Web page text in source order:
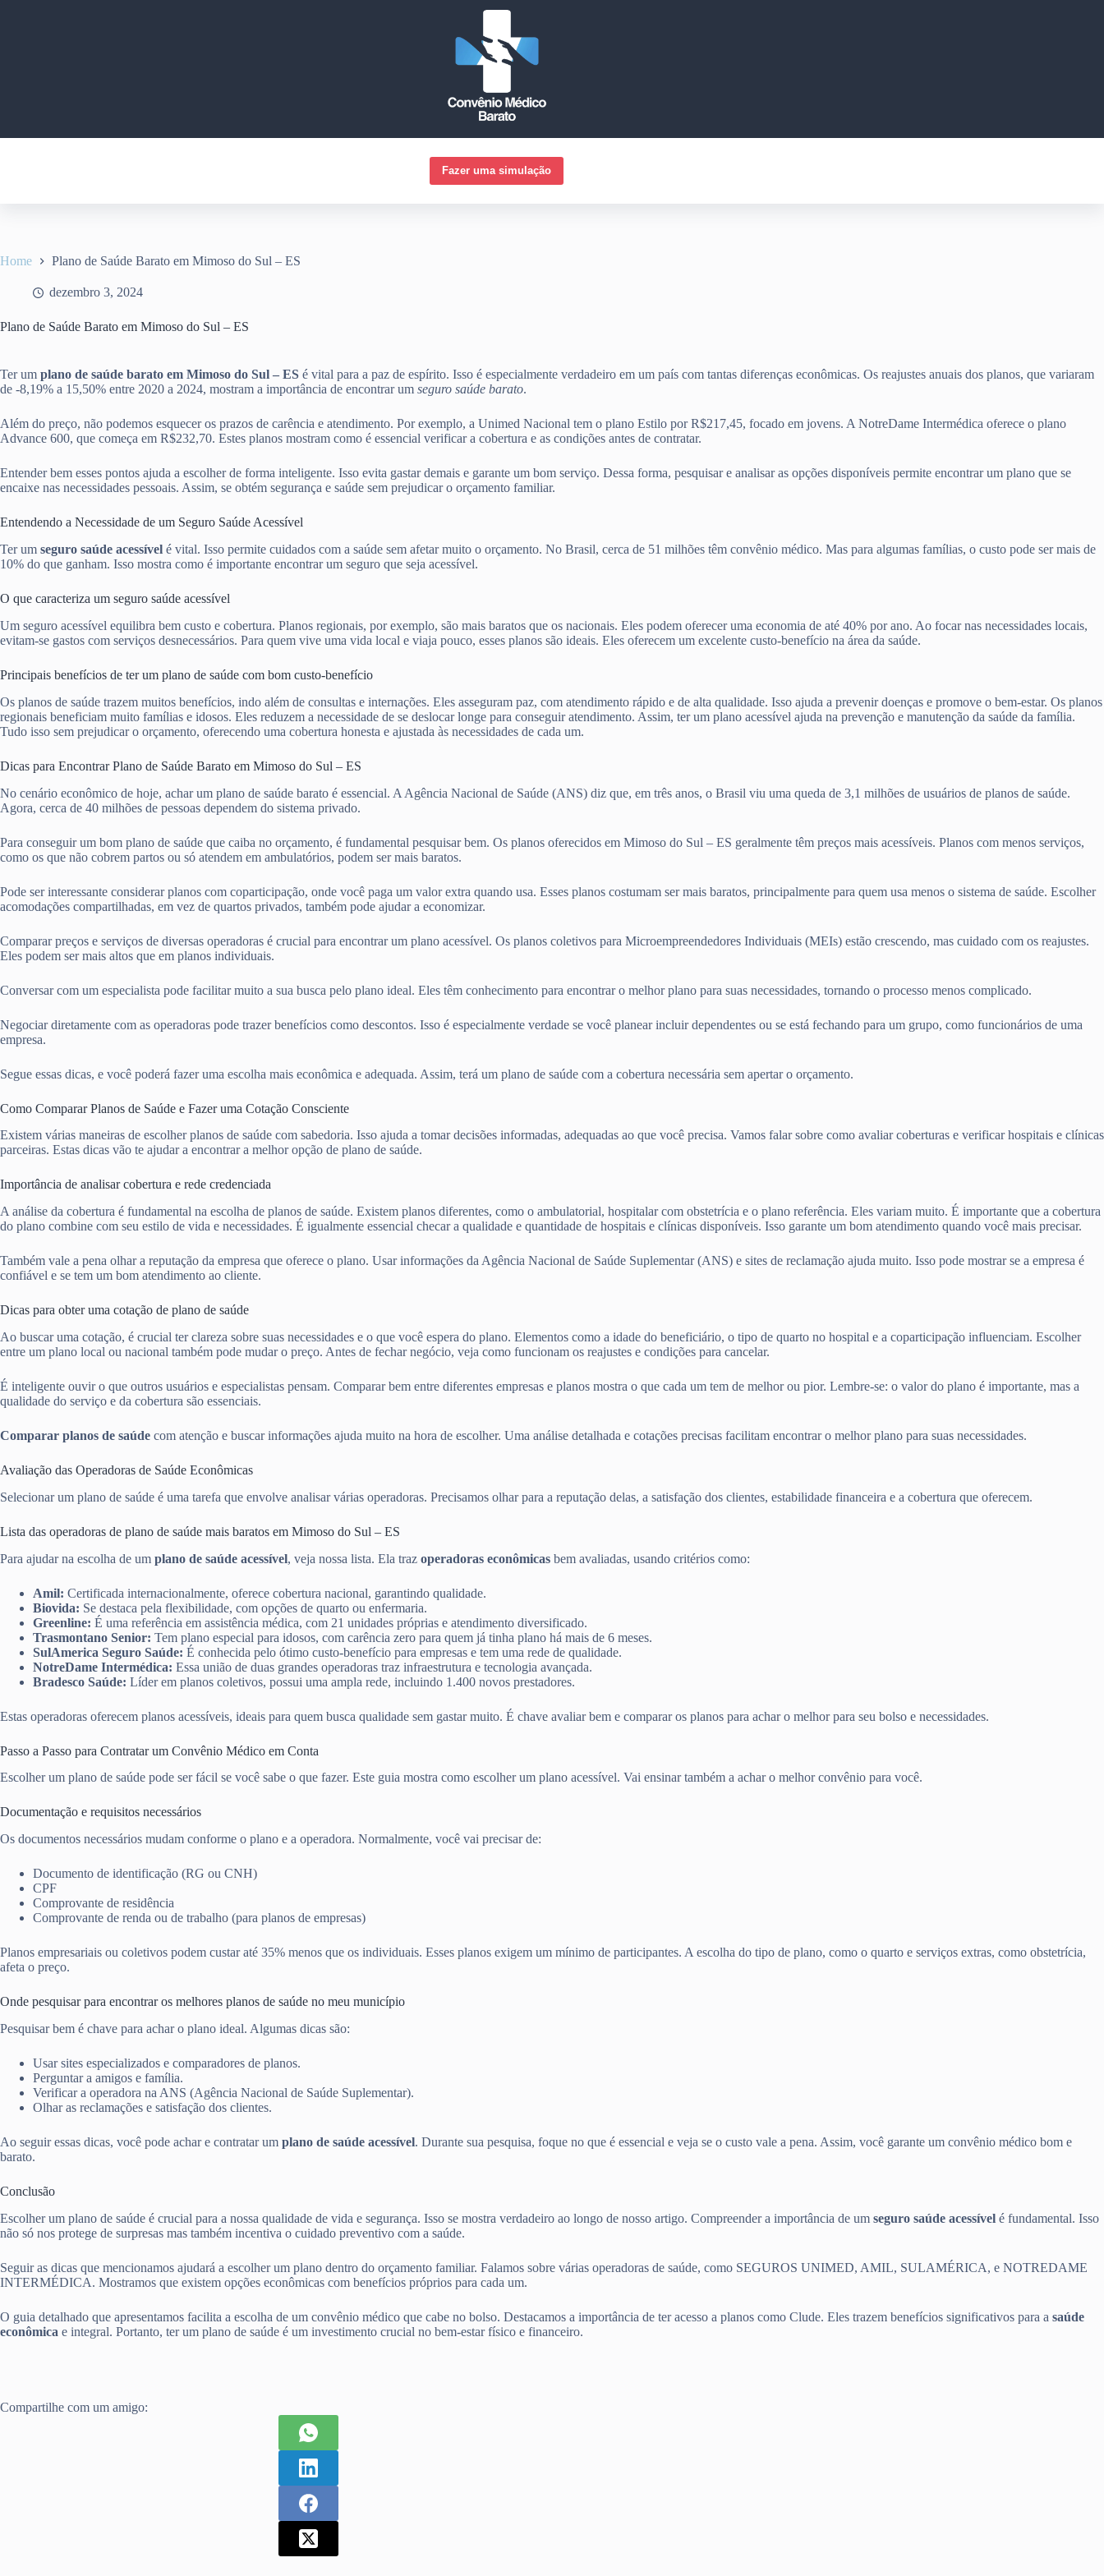
Fazer uma simulação
Home Plano de Saúde Barato em Mimoso do Sul – ES
dezembro 3, 2024
Plano de Saúde Barato em Mimoso do Sul – ES
Ter um plano de saúde barato em Mimoso do Sul – ES é vital para a paz de espírito. Isso é especialmente verdadeiro em um país com tantas diferenças econômicas. Os reajustes anuais dos planos, que variaram
de -8,19% a 15,50% entre 2020 a 2024, mostram a importância de encontrar um seguro saúde barato.
Além do preço, não podemos esquecer os prazos de carência e atendimento. Por exemplo, a Unimed Nacional tem o plano Estilo por R$217,45, focado em jovens. A NotreDame Intermédica oferece o plano
Advance 600, que começa em R$232,70. Estes planos mostram como é essencial verificar a cobertura e as condições antes de contratar.
Entender bem esses pontos ajuda a escolher de forma inteligente. Isso evita gastar demais e garante um bom serviço. Dessa forma, pesquisar e analisar as opções disponíveis permite encontrar um plano que se
encaixe nas necessidades pessoais. Assim, se obtém segurança e saúde sem prejudicar o orçamento familiar.
Entendendo a Necessidade de um Seguro Saúde Acessível
Ter um seguro saúde acessível é vital. Isso permite cuidados com a saúde sem afetar muito o orçamento. No Brasil, cerca de 51 milhões têm convênio médico. Mas para algumas famílias, o custo pode ser mais de
10% do que ganham. Isso mostra como é importante encontrar um seguro que seja acessível.
O que caracteriza um seguro saúde acessível
Um seguro acessível equilibra bem custo e cobertura. Planos regionais, por exemplo, são mais baratos que os nacionais. Eles podem oferecer uma economia de até 40% por ano. Ao focar nas necessidades locais,
evitam-se gastos com serviços desnecessários. Para quem vive uma vida local e viaja pouco, esses planos são ideais. Eles oferecem um excelente custo-benefício na área da saúde.
Principais benefícios de ter um plano de saúde com bom custo-benefício
Os planos de saúde trazem muitos benefícios, indo além de consultas e internações. Eles asseguram paz, com atendimento rápido e de alta qualidade. Isso ajuda a prevenir doenças e promove o bem-estar. Os planos
regionais beneficiam muito famílias e idosos. Eles reduzem a necessidade de se deslocar longe para conseguir atendimento. Assim, ter um plano acessível ajuda na prevenção e manutenção da saúde da família.
Tudo isso sem prejudicar o orçamento, oferecendo uma cobertura honesta e ajustada às necessidades de cada um.
Dicas para Encontrar Plano de Saúde Barato em Mimoso do Sul – ES
No cenário econômico de hoje, achar um plano de saúde barato é essencial. A Agência Nacional de Saúde (ANS) diz que, em três anos, o Brasil viu uma queda de 3,1 milhões de usuários de planos de saúde.
Agora, cerca de 40 milhões de pessoas dependem do sistema privado.
Para conseguir um bom plano de saúde que caiba no orçamento, é fundamental pesquisar bem. Os planos oferecidos em Mimoso do Sul – ES geralmente têm preços mais acessíveis. Planos com menos serviços,
como os que não cobrem partos ou só atendem em ambulatórios, podem ser mais baratos.
Pode ser interessante considerar planos com coparticipação, onde você paga um valor extra quando usa. Esses planos costumam ser mais baratos, principalmente para quem usa menos o sistema de saúde. Escolher
acomodações compartilhadas, em vez de quartos privados, também pode ajudar a economizar.
Comparar preços e serviços de diversas operadoras é crucial para encontrar um plano acessível. Os planos coletivos para Microempreendedores Individuais (MEIs) estão crescendo, mas cuidado com os reajustes.
Eles podem ser mais altos que em planos individuais.
Conversar com um especialista pode facilitar muito a sua busca pelo plano ideal. Eles têm conhecimento para encontrar o melhor plano para suas necessidades, tornando o processo menos complicado.
Negociar diretamente com as operadoras pode trazer benefícios como descontos. Isso é especialmente verdade se você planear incluir dependentes ou se está fechando para um grupo, como funcionários de uma
empresa.
Segue essas dicas, e você poderá fazer uma escolha mais econômica e adequada. Assim, terá um plano de saúde com a cobertura necessária sem apertar o orçamento.
Como Comparar Planos de Saúde e Fazer uma Cotação Consciente
Existem várias maneiras de escolher planos de saúde com sabedoria. Isso ajuda a tomar decisões informadas, adequadas ao que você precisa. Vamos falar sobre como avaliar coberturas e verificar hospitais e clínicas
parceiras. Estas dicas vão te ajudar a encontrar a melhor opção de plano de saúde.
Importância de analisar cobertura e rede credenciada
A análise da cobertura é fundamental na escolha de planos de saúde. Existem planos diferentes, como o ambulatorial, hospitalar com obstetrícia e o plano referência. Eles variam muito. É importante que a cobertura
do plano combine com seu estilo de vida e necessidades. É igualmente essencial checar a qualidade e quantidade de hospitais e clínicas disponíveis. Isso garante um bom atendimento quando você mais precisar.
Também vale a pena olhar a reputação da empresa que oferece o plano. Usar informações da Agência Nacional de Saúde Suplementar (ANS) e sites de reclamação ajuda muito. Isso pode mostrar se a empresa é
confiável e se tem um bom atendimento ao cliente.
Dicas para obter uma cotação de plano de saúde
Ao buscar uma cotação, é crucial ter clareza sobre suas necessidades e o que você espera do plano. Elementos como a idade do beneficiário, o tipo de quarto no hospital e a coparticipação influenciam. Escolher
entre um plano local ou nacional também pode mudar o preço. Antes de fechar negócio, veja como funcionam os reajustes e condições para cancelar.
É inteligente ouvir o que outros usuários e especialistas pensam. Comparar bem entre diferentes empresas e planos mostra o que cada um tem de melhor ou pior. Lembre-se: o valor do plano é importante, mas a
qualidade do serviço e da cobertura são essenciais.
Comparar planos de saúde com atenção e buscar informações ajuda muito na hora de escolher. Uma análise detalhada e cotações precisas facilitam encontrar o melhor plano para suas necessidades.
Avaliação das Operadoras de Saúde Econômicas
Selecionar um plano de saúde é uma tarefa que envolve analisar várias operadoras. Precisamos olhar para a reputação delas, a satisfação dos clientes, estabilidade financeira e a cobertura que oferecem.
Lista das operadoras de plano de saúde mais baratos em Mimoso do Sul – ES
Para ajudar na escolha de um plano de saúde acessível, veja nossa lista. Ela traz operadoras econômicas bem avaliadas, usando critérios como:
Amil: Certificada internacionalmente, oferece cobertura nacional, garantindo qualidade.
Biovida: Se destaca pela flexibilidade, com opções de quarto ou enfermaria.
Greenline: É uma referência em assistência médica, com 21 unidades próprias e atendimento diversificado.
Trasmontano Senior: Tem plano especial para idosos, com carência zero para quem já tinha plano há mais de 6 meses.
SulAmerica Seguro Saúde: É conhecida pelo ótimo custo-benefício para empresas e tem uma rede de qualidade.
NotreDame Intermédica: Essa união de duas grandes operadoras traz infraestrutura e tecnologia avançada.
Bradesco Saúde: Líder em planos coletivos, possui uma ampla rede, incluindo 1.400 novos prestadores.
Estas operadoras oferecem planos acessíveis, ideais para quem busca qualidade sem gastar muito. É chave avaliar bem e comparar os planos para achar o melhor para seu bolso e necessidades.
Passo a Passo para Contratar um Convênio Médico em Conta
Escolher um plano de saúde pode ser fácil se você sabe o que fazer. Este guia mostra como escolher um plano acessível. Vai ensinar também a achar o melhor convênio para você.
Documentação e requisitos necessários
Os documentos necessários mudam conforme o plano e a operadora. Normalmente, você vai precisar de:
Documento de identificação (RG ou CNH)
CPF
Comprovante de residência
Comprovante de renda ou de trabalho (para planos de empresas)
Planos empresariais ou coletivos podem custar até 35% menos que os individuais. Esses planos exigem um mínimo de participantes. A escolha do tipo de plano, como o quarto e serviços extras, como obstetrícia,
afeta o preço.
Onde pesquisar para encontrar os melhores planos de saúde no meu município
Pesquisar bem é chave para achar o plano ideal. Algumas dicas são:
Usar sites especializados e comparadores de planos.
Perguntar a amigos e família.
Verificar a operadora na ANS (Agência Nacional de Saúde Suplementar).
Olhar as reclamações e satisfação dos clientes.
Ao seguir essas dicas, você pode achar e contratar um plano de saúde acessível. Durante sua pesquisa, foque no que é essencial e veja se o custo vale a pena. Assim, você garante um convênio médico bom e
barato.
Conclusão
Escolher um plano de saúde é crucial para a nossa qualidade de vida e segurança. Isso se mostra verdadeiro ao longo de nosso artigo. Compreender a importância de um seguro saúde acessível é fundamental. Isso
não só nos protege de surpresas mas também incentiva o cuidado preventivo com a saúde.
Seguir as dicas que mencionamos ajudará a escolher um plano dentro do orçamento familiar. Falamos sobre várias operadoras de saúde, como SEGUROS UNIMED, AMIL, SULAMÉRICA, e NOTREDAME
INTERMÉDICA. Mostramos que existem opções econômicas com benefícios próprios para cada um.
O guia detalhado que apresentamos facilita a escolha de um convênio médico que cabe no bolso. Destacamos a importância de ter acesso a planos como Clude. Eles trazem benefícios significativos para a saúde
econômica e integral. Portanto, ter um plano de saúde é um investimento crucial no bem-estar físico e financeiro.
Compartilhe com um amigo: